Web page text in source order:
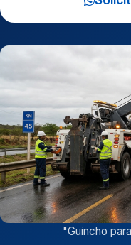
"Guincho